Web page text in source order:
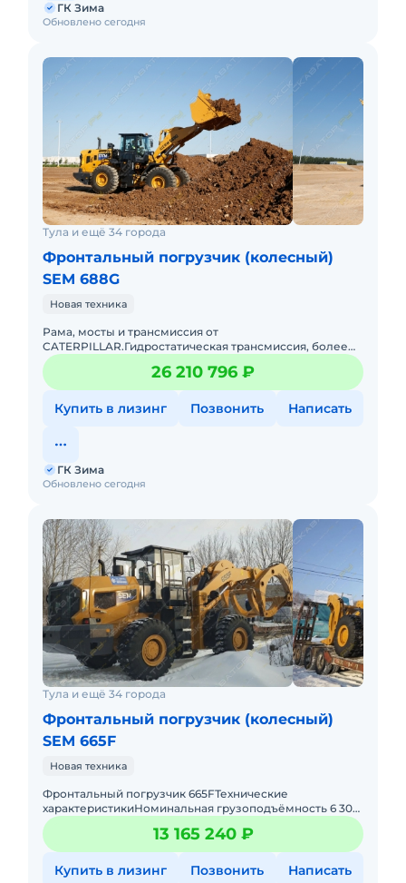
Обновлено сегодня
ГК Зима
Тула и ещё 34 города
Фронтальный погрузчик (колесный)
SEM 688G
Новая техника
Рама, мосты и трансмиссия от
CATERPILLAR.Гидростатическая трансмиссия, более
эффективная, чем традиционная гидравлическая
трансмиссия, позволяет значительно сни
26 210 796 ₽
Купить в лизинг Позвонить Написать
Обновлено сегодня
ГК Зима
Тула и ещё 34 города
Фронтальный погрузчик (колесный)
SEM 665F
Новая техника
Фронтальный погрузчик 665FТехнические
характеристикиНоминальная грузоподъёмность 6 300
кгЭксплуатационная масса 20 030 кгВместимость
ковша 4,5 м³Колёсная б13 165 240 ₽
Купить в лизинг Позвонить Написать